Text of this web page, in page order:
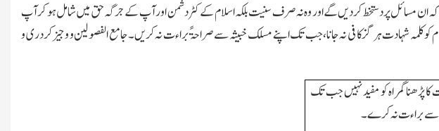
کہ ان مسائل پر دستخط کردیں گے اور وہ نہ صرف سنیت بلکہ اسلام کے کٹر دشمن اور آپ کے جرگہ حق میں شامل ہو کر آپ
شہادت ہر گز کافی نہ جانا،جب تك اپنے مسلك خبیثہ سے صراحۃً براء ت نہ کریں۔جامع الفصولین و وجیز کردری و
کا پڑھنا گمراہ کو مفید نہیں جب تك
سے براء ت نہ کرے۔